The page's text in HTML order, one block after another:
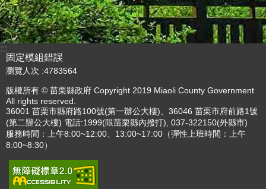
:::
固定模組錯誤
瀏覽人次 4783564
版權所有 © 苗栗縣政府 Copyright 2019 Miaoli County Government
All rights reserved.
36001 苗栗市縣府路100號(第一辦公大樓)、36046 苗栗市府前路1號
(第二辦公大樓) 電話:1999(限苗栗縣內撥打), 037-322150(外縣市)
服務時間：上午8:00~12:00、13:00~17:00（彈性上班時間：上午
8:00~8:30）